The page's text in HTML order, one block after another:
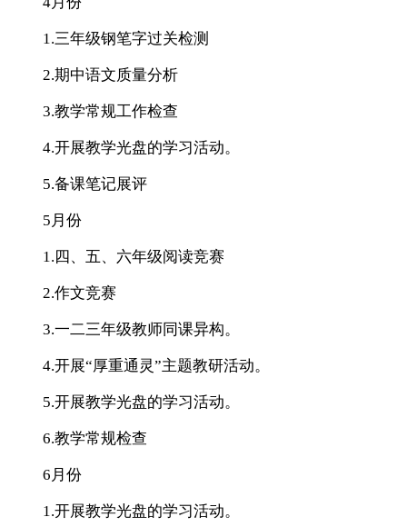
1.三年级钢笔字过关检测
2.期中语文质量分析
3.教学常规工作检查
4.开展教学光盘的学习活动。
5.备课笔记展评
5月份
1.四、五、六年级阅读竞赛
2.作文竞赛
3.一二三年级教师同课异构。
4.开展“厚重通灵”主题教研活动。
5.开展教学光盘的学习活动。
6.教学常规检查
6月份
1.开展教学光盘的学习活动。